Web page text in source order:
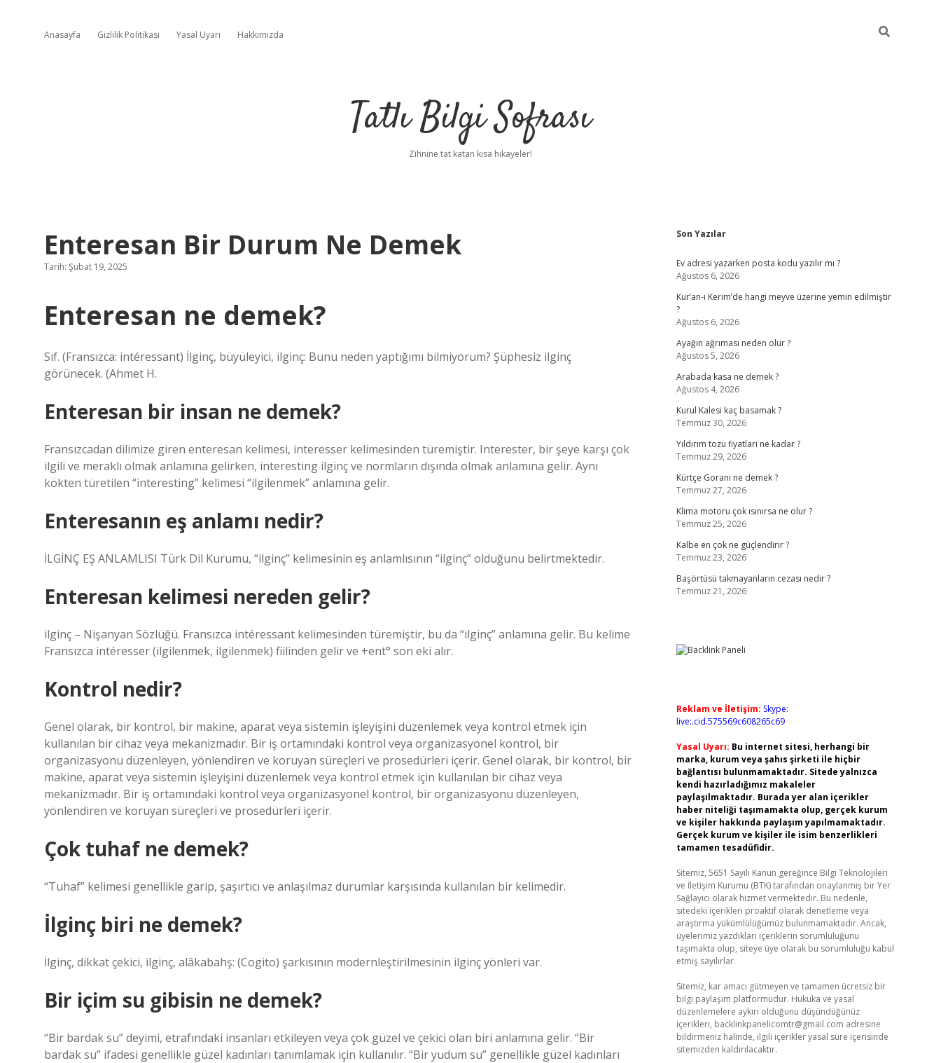
Anasayfa Gizlilik Politikası Yasal Uyarı Hakkımızda
Tatlı Bilgi Sofrası
Zihnine tat katan kısa hikayeler!
Enteresan Bir Durum Ne Demek
Tarih: Şubat 19, 2025
Enteresan ne demek?
Sıf. (Fransızca: intéressant) İlginç, büyüleyici, ilginç: Bunu neden yaptığımı bilmiyorum? Şüphesiz ilginç
görünecek. (Ahmet H.
Enteresan bir insan ne demek?
Fransızcadan dilimize giren enteresan kelimesi, interesser kelimesinden türemiştir. Interester, bir şeye karşı çok
ilgili ve meraklı olmak anlamına gelirken, interesting ilginç ve normların dışında olmak anlamına gelir. Aynı
kökten türetilen “interesting” kelimesi “ilgilenmek” anlamına gelir.
Enteresanın eş anlamı nedir?
İLGİNÇ EŞ ANLAMLISI Türk Dil Kurumu, “ilginç” kelimesinin eş anlamlısının “ilginç” olduğunu belirtmektedir.
Enteresan kelimesi nereden gelir?
ilginç – Nişanyan Sözlüğü. Fransızca intéressant kelimesinden türemiştir, bu da “ilginç” anlamına gelir. Bu kelime
Fransızca intéresser (ilgilenmek, ilgilenmek) fiilinden gelir ve +ent° son eki alır.
Kontrol nedir?
Genel olarak, bir kontrol, bir makine, aparat veya sistemin işleyişini düzenlemek veya kontrol etmek için
kullanılan bir cihaz veya mekanizmadır. Bir iş ortamındaki kontrol veya organizasyonel kontrol, bir
organizasyonu düzenleyen, yönlendiren ve koruyan süreçleri ve prosedürleri içerir. Genel olarak, bir kontrol, bir
makine, aparat veya sistemin işleyişini düzenlemek veya kontrol etmek için kullanılan bir cihaz veya
mekanizmadır. Bir iş ortamındaki kontrol veya organizasyonel kontrol, bir organizasyonu düzenleyen,
yönlendiren ve koruyan süreçleri ve prosedürleri içerir.
Çok tuhaf ne demek?
“Tuhaf” kelimesi genellikle garip, şaşırtıcı ve anlaşılmaz durumlar karşısında kullanılan bir kelimedir.
İlginç biri ne demek?
İlginç, dikkat çekici, ilginç, alâkabahş: (Cogito) şarkısının modernleştirilmesinin ilginç yönleri var.
Bir içim su gibisin ne demek?
“Bir bardak su” deyimi, etrafındaki insanları etkileyen veya çok güzel ve çekici olan biri anlamına gelir. “Bir
bardak su” ifadesi genellikle güzel kadınları tanımlamak için kullanılır. “Bir yudum su” genellikle güzel kadınları
Sidebar
Son Yazılar
Ev adresi yazarken posta kodu yazılır mı ?
Ağustos 6, 2026
Kur’an-ı Kerim’de hangi meyve üzerine yemin edilmiştir
?
Ağustos 6, 2026
Ayağın ağrıması neden olur ?
Ağustos 5, 2026
Arabada kasa ne demek ?
Ağustos 4, 2026
Kurul Kalesi kaç basamak ?
Temmuz 30, 2026
Yıldırım tozu fiyatları ne kadar ?
Temmuz 29, 2026
Kürtçe Gorani ne demek ?
Temmuz 27, 2026
Klima motoru çok ısınırsa ne olur ?
Temmuz 25, 2026
Kalbe en çok ne güçlendirir ?
Temmuz 23, 2026
Başörtüsü takmayanların cezası nedir ?
Temmuz 21, 2026
Reklam ve İletişim: Skype:
live:.cid.575569c608265c69
Yasal Uyarı: Bu internet sitesi, herhangi bir
marka, kurum veya şahıs şirketi ile hiçbir
bağlantısı bulunmamaktadır. Sitede yalnızca
kendi hazırladığımız makaleler
paylaşılmaktadır. Burada yer alan içerikler
haber niteliği taşımamakta olup, gerçek kurum
ve kişiler hakkında paylaşım yapılmamaktadır.
Gerçek kurum ve kişiler ile isim benzerlikleri
tamamen tesadüfidir.
Sitemiz, 5651 Sayılı Kanun gereğince Bilgi Teknolojileri
ve İletişim Kurumu (BTK) tarafından onaylanmış bir Yer
Sağlayıcı olarak hizmet vermektedir. Bu nedenle,
sitedeki içerikleri proaktif olarak denetleme veya
araştırma yükümlülüğümüz bulunmamaktadır. Ancak,
üyelerimiz yazdıkları içeriklerin sorumluluğunu
taşımakta olup, siteye üye olarak bu sorumluluğu kabul
etmiş sayılırlar.
Sitemiz, kar amacı gütmeyen ve tamamen ücretsiz bir
bilgi paylaşım platformudur. Hukuka ve yasal
düzenlemelere aykırı olduğunu düşündüğünüz
içerikleri, backlinkpanelicomtr@gmail.com adresine
bildirmeniz halinde, ilgili içerikler yasal süre içerisinde
sitemizden kaldırılacaktır.